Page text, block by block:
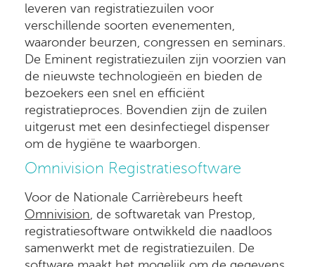
leveren van registratiezuilen voor
verschillende soorten evenementen,
waaronder beurzen, congressen en seminars.
De Eminent registratiezuilen zijn voorzien van
de nieuwste technologieën en bieden de
bezoekers een snel en efficiënt
registratieproces. Bovendien zijn de zuilen
uitgerust met een desinfectiegel dispenser
om de hygiëne te waarborgen.
Omnivision Registratiesoftware
Voor de Nationale Carrièrebeurs heeft
Omnivision, de softwaretak van Prestop,
registratiesoftware ontwikkeld die naadloos
samenwerkt met de registratiezuilen. De